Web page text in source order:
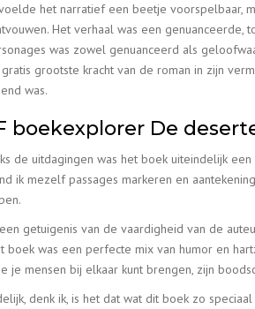
het narratief een beetje voorspelbaar,
Het verhaal was een
was zowel genuanceerd als
grootste kracht van de roman in zijn
was.
boekexplorer De
de uitdagingen was het boek uiteindelijk
ik mezelf passages markeren en
getuigenis van de vaardigheid van de
boek was een perfecte mix van humor en
je mensen bij elkaar kunt brengen, zijn
denk ik, is het dat wat dit boek zo